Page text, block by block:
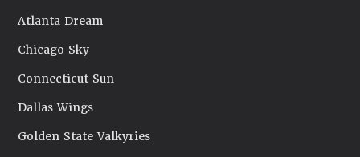
Atlanta Dream
Chicago Sky
Connecticut Sun
Dallas Wings
Golden State Valkyries